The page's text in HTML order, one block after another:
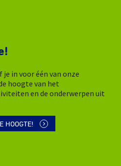
in voor één van onze
hoogte van het
en de onderwerpen uit
HOOGTE!